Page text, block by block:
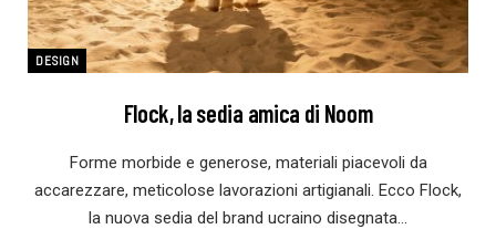
DESIGN
Flock, la sedia amica di Noom
Forme morbide e generose, materiali piacevoli da
accarezzare, meticolose lavorazioni artigianali. Ecco Flock,
la nuova sedia del brand ucraino disegnata…